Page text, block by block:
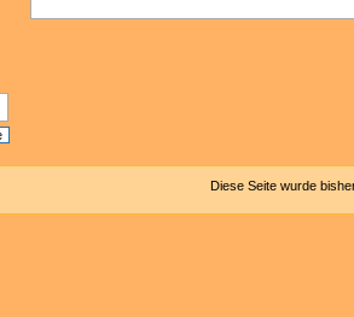
Diese Seite wurde